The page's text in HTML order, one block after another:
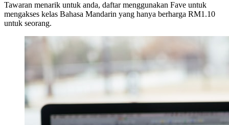
Tawaran menarik untuk anda, daftar menggunakan Fave untuk
mengakses kelas Bahasa Mandarin yang hanya berharga RM1.10
untuk seorang.